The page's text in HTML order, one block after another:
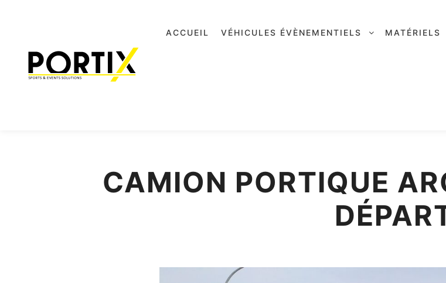
ACCUEIL VÉHICULES ÉVÈNEMENTIELS MATÉRIELS
CAMION PORTIQUE